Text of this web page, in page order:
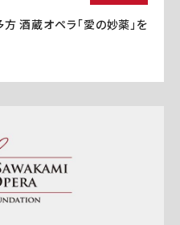
酒蔵オペラ「愛の妙薬」を